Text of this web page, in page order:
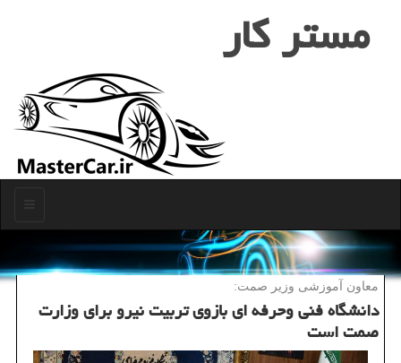
مستر كار
معاون آموزشی وزیر صمت:
دانشگاه فنی وحرفه ای بازوی تربیت نیرو برای وزارت
صمت است